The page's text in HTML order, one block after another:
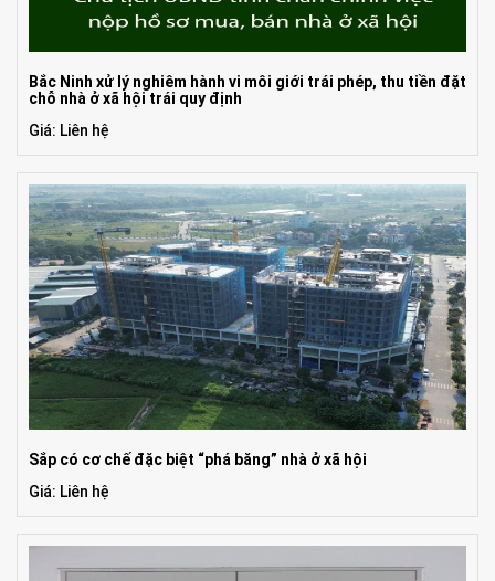
Bắc Ninh xử lý nghiêm hành vi môi giới trái phép, thu tiền đặt
chỗ nhà ở xã hội trái quy định
Giá: Liên hệ
Sắp có cơ chế đặc biệt “phá băng” nhà ở xã hội
Giá: Liên hệ